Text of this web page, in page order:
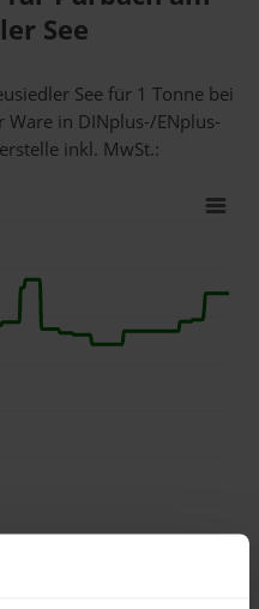
See
See für 1 Tonne bei
Ware in DINplus-/ENplus-
inkl. MwSt.: